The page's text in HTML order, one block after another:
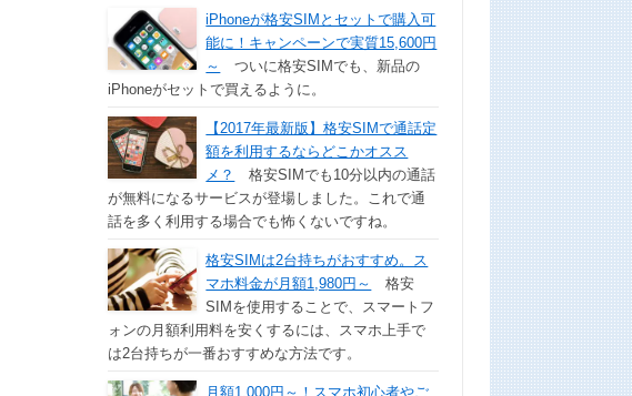
iPhoneが格安SIMとセットで購入可
能に！キャンペーンで実質15,600円
～
ついに格安SIMでも、新品の
iPhoneがセットで買えるように。
【2017年最新版】格安SIMで通話定
額を利用するならどこかオスス
メ？
格安SIMでも10分以内の通話
が無料になるサービスが登場しました。これで通
話を多く利用する場合でも怖くないですね。
格安SIMは2台持ちがおすすめ。ス
マホ料金が月額1,980円～
格安
SIMを使用することで、スマートフ
ォンの月額利用料を安くするには、スマホ上手で
は2台持ちが一番おすすめな方法です。
月額1,000円～！スマホ初心者やご